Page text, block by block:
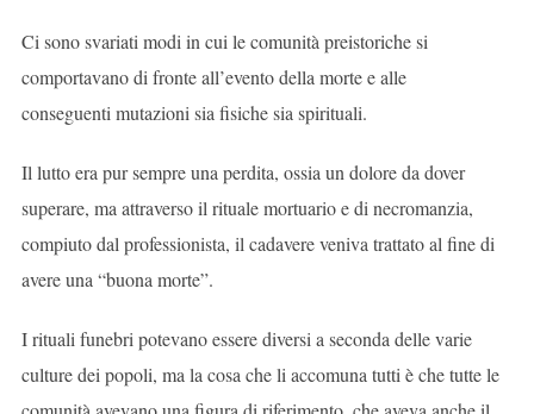
Ci sono svariati modi in cui le comunità preistoriche si
comportavano di fronte all’evento della morte e alle
conseguenti mutazioni sia fisiche sia spirituali.
Il lutto era pur sempre una perdita, ossia un dolore da dover
superare, ma attraverso il rituale mortuario e di necromanzia,
compiuto dal professionista, il cadavere veniva trattato al fine di
avere una “buona morte”.
I rituali funebri potevano essere diversi a seconda delle varie
culture dei popoli, ma la cosa che li accomuna tutti è che tutte le